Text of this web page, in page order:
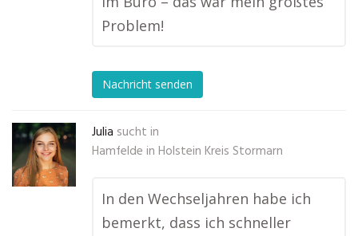
Problem!
Nachricht senden
Julia sucht in
Hamfelde in Holstein Kreis Stormarn
In den Wechseljahren habe ich
bemerkt, dass ich schneller